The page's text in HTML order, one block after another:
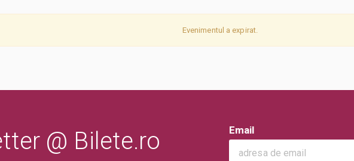
Evenimentul a expirat.
@ Bilete.ro Email